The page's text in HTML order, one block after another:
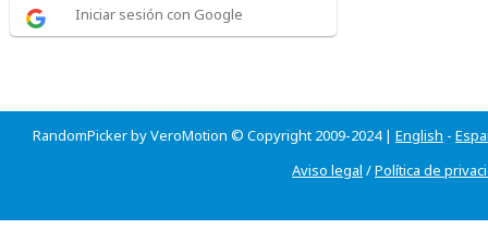
Iniciar sesión con Google
RandomPicker by VeroMotion © Copyright 2009-2024 | English -
Aviso legal /Política de